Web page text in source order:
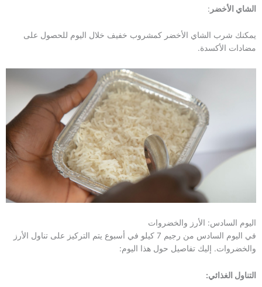
الشاي الأخضر :
يمكنك شرب الشاي الأخضر كمشروب خفيف خلال اليوم للحصول على
مضادات الأكسدة.
اليوم السادس: الأرز والخضروات
في اليوم السادس من رجيم 7 كيلو في أسبوع يتم التركيز على تناول الأرز
والخضروات. إليك تفاصيل حول هذا اليوم:
التناول الغذائي: